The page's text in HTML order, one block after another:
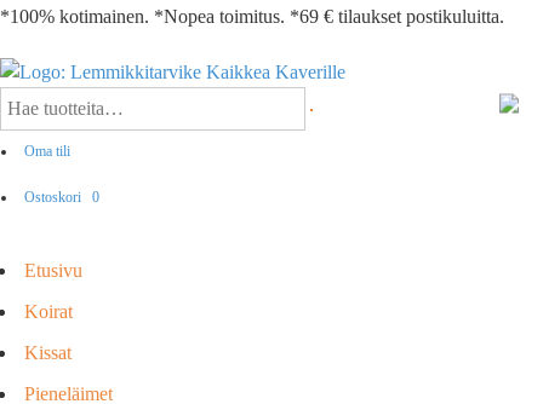
*100% kotimainen. *Nopea toimitus. *69 € tilaukset postikuluitta.
Oma tili
Ostoskori 0
Etusivu
Koirat
Kissat
Pieneläimet